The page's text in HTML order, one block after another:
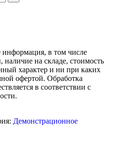
информация, в том числе
наличие на складе, стоимость
характер и ни при каких
офертой. Обработка
в соответствии с
Демонстрационное